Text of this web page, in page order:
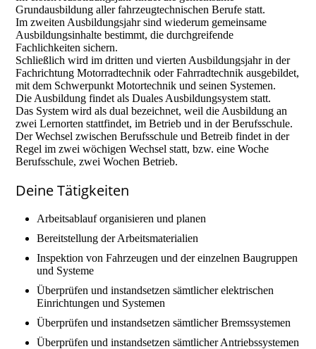
Grundausbildung aller fahrzeugtechnischen Berufe statt.
Im zweiten Ausbildungsjahr sind wiederum gemeinsame
Ausbildungsinhalte bestimmt, die durchgreifende
Fachlichkeiten sichern.
Schließlich wird im dritten und vierten Ausbildungsjahr in der
Fachrichtung Motorradtechnik oder Fahrradtechnik ausgebildet,
mit dem Schwerpunkt Motortechnik und seinen Systemen.
Die Ausbildung findet als Duales Ausbildungsystem statt.
Das System wird als dual bezeichnet, weil die Ausbildung an
zwei Lernorten stattfindet, im Betrieb und in der Berufsschule.
Der Wechsel zwischen Berufsschule und Betreib findet in der
Regel im zwei wöchigen Wechsel statt, bzw. eine Woche
Berufsschule, zwei Wochen Betrieb.
Deine Tätigkeiten
Arbeitsablauf organisieren und planen
Bereitstellung der Arbeitsmaterialien
Inspektion von Fahrzeugen und der einzelnen Baugruppen
und Systeme
Überprüfen und instandsetzen sämtlicher elektrischen
Einrichtungen und Systemen
Überprüfen und instandsetzen sämtlicher Bremssystemen
Überprüfen und instandsetzen sämtlicher Antriebssystemen